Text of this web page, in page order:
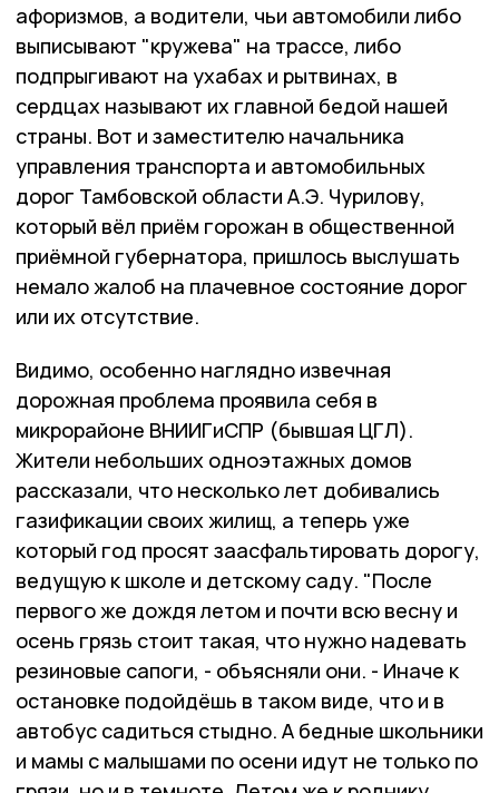
афоризмов, а водители, чьи автомобили либо
выписывают "кружева" на трассе, либо
подпрыгивают на ухабах и рытвинах, в
сердцах называют их главной бедой нашей
страны. Вот и заместителю начальника
управления транспорта и автомобильных
дорог Тамбовской области А.Э. Чурилову,
который вёл приём горожан в общественной
приёмной губернатора, пришлось выслушать
немало жалоб на плачевное состояние дорог
или их отсутствие.
Видимо, особенно наглядно извечная
дорожная проблема проявила себя в
микрорайоне ВНИИГиСПР (бывшая ЦГЛ).
Жители небольших одноэтажных домов
рассказали, что несколько лет добивались
газификации своих жилищ, а теперь уже
который год просят заасфальтировать дорогу,
ведущую к школе и детскому саду. "После
первого же дождя летом и почти всю весну и
осень грязь стоит такая, что нужно надевать
резиновые сапоги, - объясняли они. - Иначе к
остановке подойдёшь в таком виде, что и в
автобус садиться стыдно. А бедные школьники
и мамы с малышами по осени идут не только по